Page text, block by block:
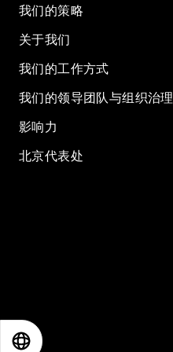
我们的策略
关于我们
我们的工作方式
我们的领导团队与组织治理
影响力
北京代表处